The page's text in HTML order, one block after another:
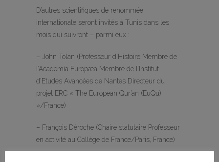
D’autres scientifiques de renommée
internationale seront invités à Tunis dans les
mois qui suivront – parmi eux :
– John Tolan (Professeur d’Histoire Membre de
l’Academia Europæa Membre de l’Institut
d’Etudes Avancées de Nantes Directeur du
projet ERC « The European Qur’an (EuQu)
»/France)
– François Déroche (Chaire statutaire Professeur
en activité au Collège de France/Paris, France)